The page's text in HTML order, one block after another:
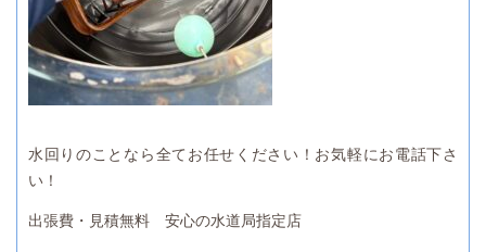
水回りのことなら全てお任せください！お気軽にお電話下さ
い！
出張費・見積無料 安心の水道局指定店